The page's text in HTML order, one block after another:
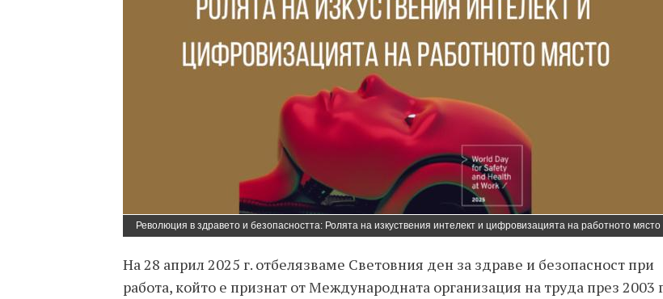
Революция в здравето и безопасността: Ролята на изкуствения интелект и цифровизацията на работното място
На 28 април 2025 г. отбелязваме Световния ден за здраве и безопасност при
работа, който е признат от Международната организация на труда през 2003